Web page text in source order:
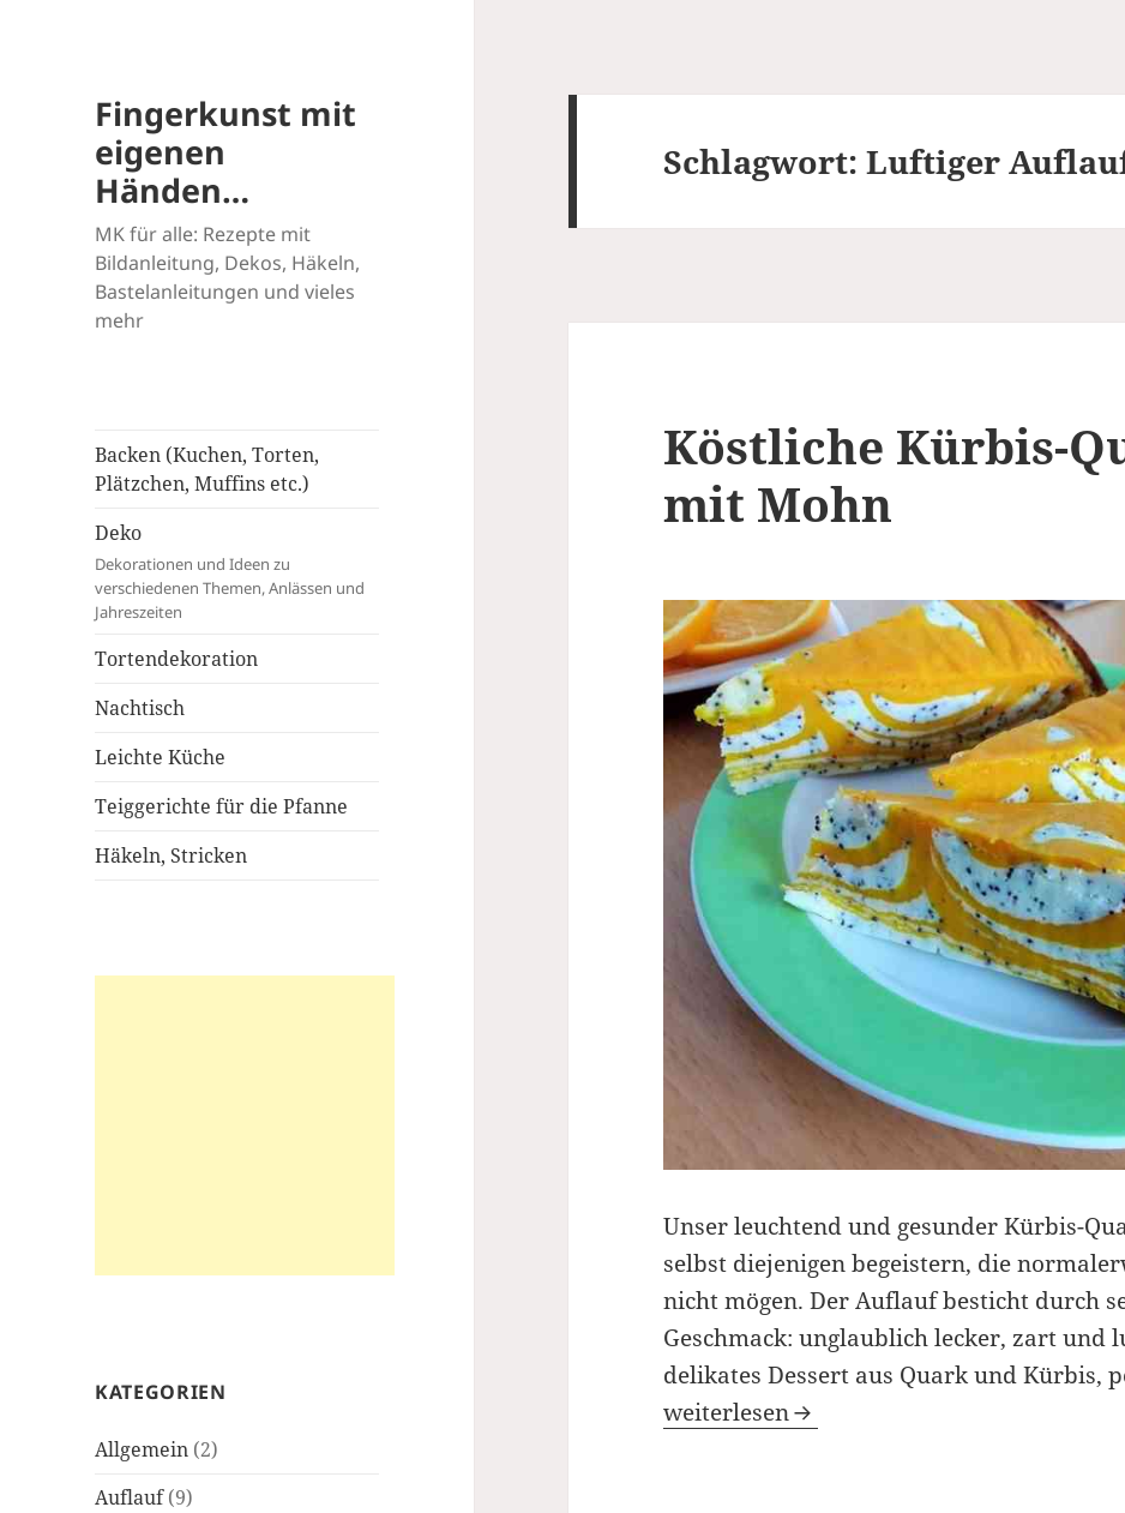
Fingerkunst mit
eigenen
Händen…
MK für alle: Rezepte mit
Bildanleitung, Dekos, Häkeln,
Bastelanleitungen und vieles
mehr
Backen (Kuchen, Torten,
Plätzchen, Muffins etc.)
Deko
Dekorationen und Ideen zu
verschiedenen Themen, Anlässen und
Jahreszeiten
Tortendekoration
Nachtisch
Leichte Küche
Teiggerichte für die Pfanne
Häkeln, Stricken
KATEGORIEN
Allgemein (2)
Auflauf(9)
Schlagwort:Luftiger
Köstliche Kürbis-
mit Mohn
Unser leuchtend und gesunder Kürbis-
selbst diejenigen begeistern, die
nicht mögen. Der Auflauf besticht durch
Geschmack: unglaublich lecker, zart und
delikates Dessert aus Quark und Kürbis,
Köstliche Kürbis-Quark-Auflauf mit Mohn
weiterlesen